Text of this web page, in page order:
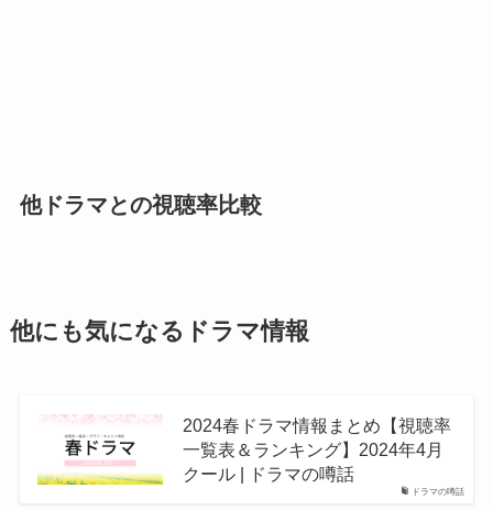
他ドラマとの視聴率比較
他にも気になるドラマ情報
ドラマの噂話
2024春ドラマ情報まとめ【視聴率
一覧表＆ランキング】2024年4月
クール | ドラマの噂話